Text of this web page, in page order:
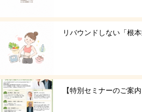
リバウンドしない「根
【特別セミナーのご案内